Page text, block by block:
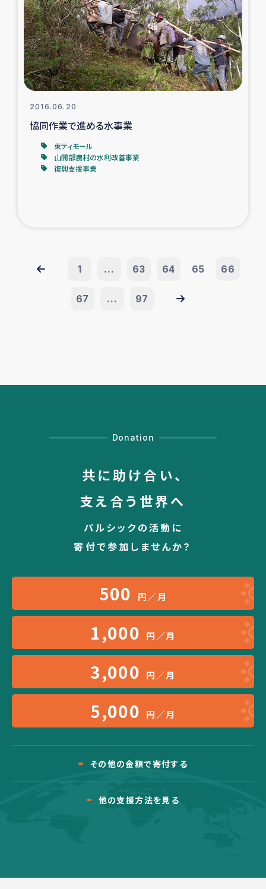
2016.06.20
協同作業で進める水事業
東ティモール
山間部農村の水利改善事業
復興支援事業
1 ... 63 64 65 66
67 ... 97
Donation
共に助け合い、
支え合う世界へ
パルシックの活動に
寄付で参加しませんか？
500 円／月
1,000 円／月
3,000 円／月
5,000 円／月
その他の金額で寄付する
他の支援方法を見る